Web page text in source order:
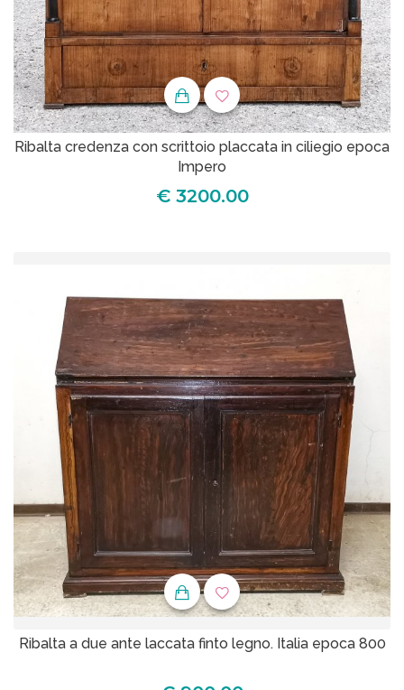
Ribalta credenza con scrittoio placcata in ciliegio epoca
Impero
€ 3200.00
Ribalta a due ante laccata finto legno. Italia epoca 800